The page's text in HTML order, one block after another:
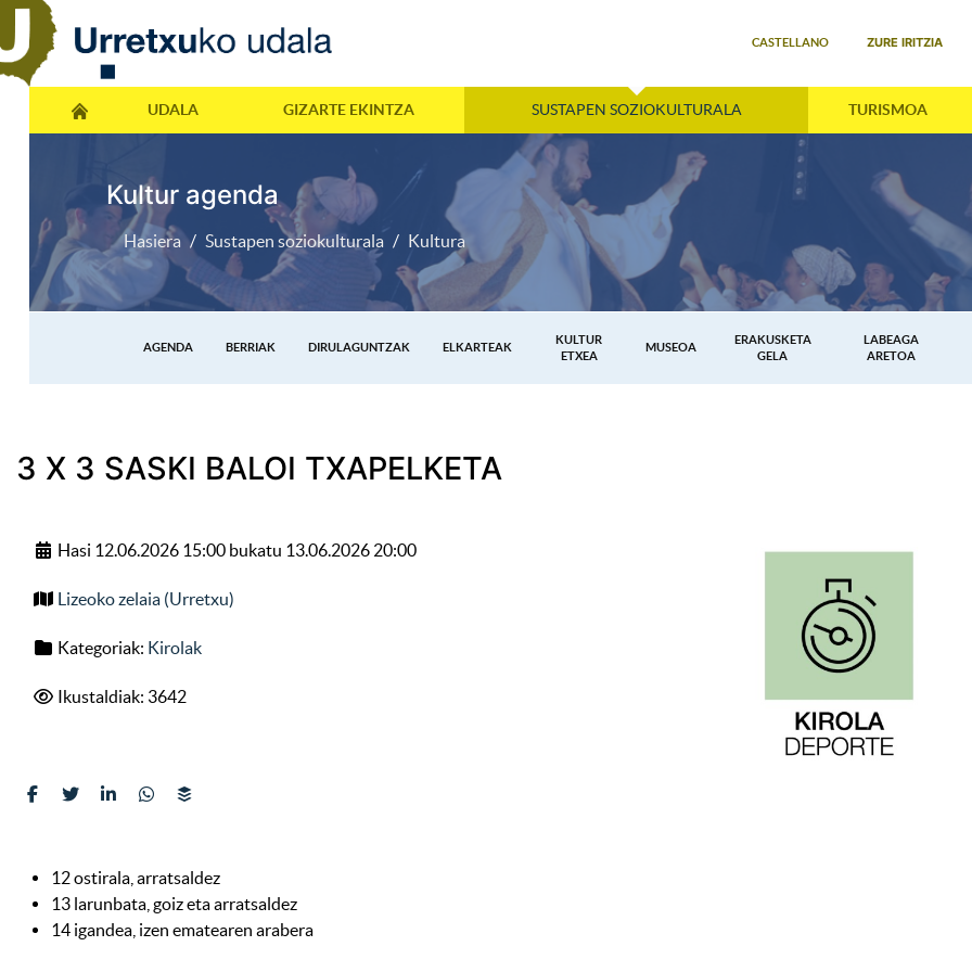
CASTELLANO ZURE IRITZIA
UDALA GIZARTE EKINTZA SUSTAPEN SOZIOKULTURALA TURISMOA
Kultur agenda
Hasiera Sustapen soziokulturala Kultura
AGENDA BERRIAK DIRULAGUNTZAK ELKARTEAK
KULTUR
ETXEA
MUSEOA
ERAKUSKETA
GELA
LABEAGA
ARETOA
3 X 3 SASKI BALOI TXAPELKETA
Hasi 12.06.2026 15:00 bukatu 13.06.2026 20:00
Lizeoko zelaia (Urretxu)
Kategoriak: Kirolak
Ikustaldiak: 3642
12 ostirala, arratsaldez
13 larunbata, goiz eta arratsaldez
14 igandea, izen ematearen arabera